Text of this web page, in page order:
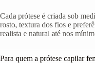
Cada prótese é criada sob
rosto, textura dos fios e
realista e natural até nos
Para quem a prótese capilar